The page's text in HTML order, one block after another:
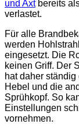
und Axtbereits
verlastet.
Für alle
werden
eingesetzt. Die
keinen Griff. Der
hat daher
Hebel und die
Sprühkopf. So
Einstellungen
vornehmen.